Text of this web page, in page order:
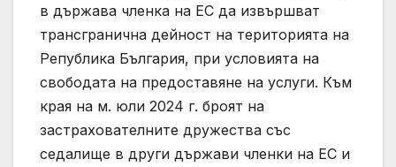
в държава членка на ЕС да извършват
трансгранична дейност на територията на
Република България, при условията на
свободата на предоставяне на услуги. Към
края на м. юли 2024 г. броят на
застрахователните дружества със
седалище в други държави членки на ЕС и